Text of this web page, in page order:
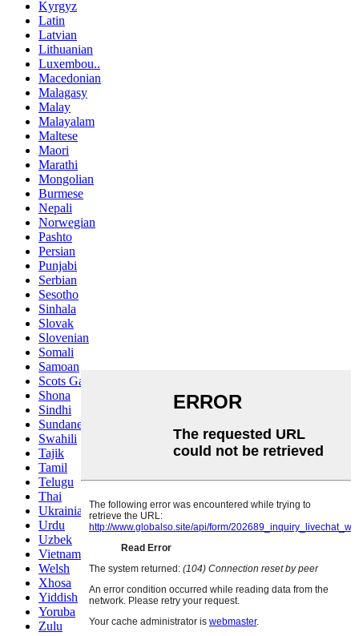
Kyrgyz
Latin
Latvian
Lithuanian
Luxembou..
Macedonian
Malagasy
Malay
Malayalam
Maltese
Maori
Marathi
Mongolian
Burmese
Nepali
Norwegian
Pashto
Persian
Punjabi
Serbian
Sesotho
Sinhala
Slovak
Slovenian
Somali
Samoan
Scots Gaelic
Shona
Sindhi
Sundanese
Swahili
Tajik
Tamil
Telugu
Thai
Ukrainian
Urdu
Uzbek
Vietnamese
Welsh
Xhosa
Yiddish
Yoruba
Zulu